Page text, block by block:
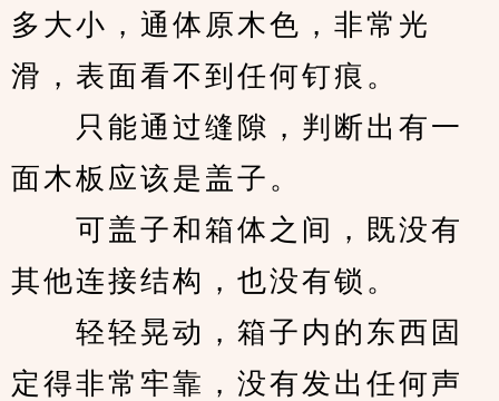
多大小，通体原木色，非常光
滑，表面看不到任何钉痕。
只能通过缝隙，判断出有一
面木板应该是盖子。
可盖子和箱体之间，既没有
其他连接结构，也没有锁。
轻轻晃动，箱子内的东西固
定得非常牢靠，没有发出任何声